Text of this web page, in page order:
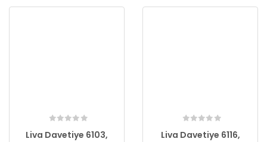
Liva Davetiye 6103,
Liva Davetiye 6116,